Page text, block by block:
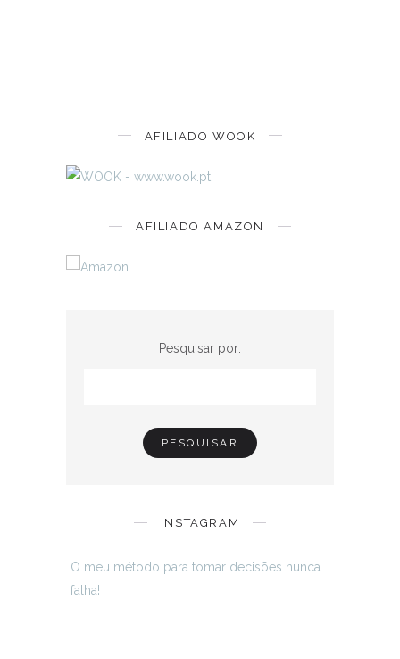
AFILIADO WOOK
AFILIADO AMAZON
Pesquisar por:
INSTAGRAM
O meu método para tomar decisões nunca
falha!